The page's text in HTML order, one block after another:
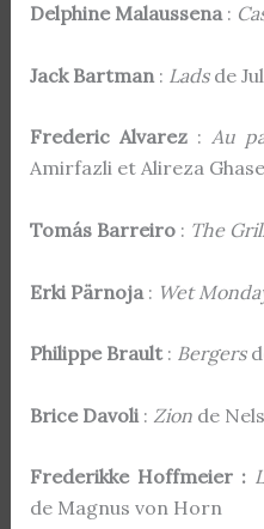
Delphine Malaussena :
Jack Bartman: Lads de
Frederic Alvarez : Au
Amirfazli et Alireza
Tomás Barreiro: The
Erki Pärnoja: Wet
Philippe Brault: Bergers
Brice Davoli : Zion de
Frederikke Hoffmeier :
de Magnus von Horn